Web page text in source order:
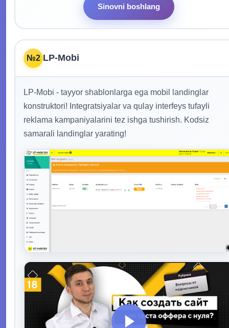
Sinovni boshlang
№2 LP-Mobi
LP-Mobi - tayyor shablonlarga ega mobil landinglar
konstruktori! Integratsiyalar va qulay interfeys tufayli
reklama kampaniyalarini tez ishga tushirish. Kodsiz
samarali landinglar yarating!